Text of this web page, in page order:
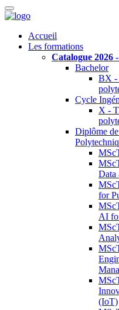
Accueil
Les formations
Catalogue 2026
Bachelor
BX -
Cycle
X -
Diplôme
Data
for
AI
(IoT)